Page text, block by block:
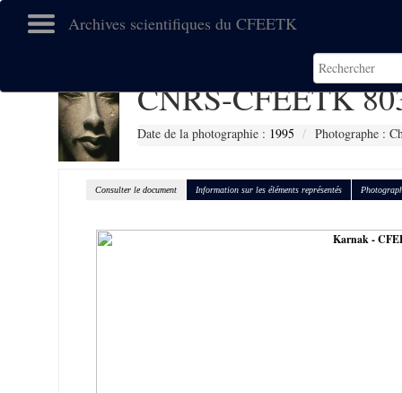
Archives scientifiques du CFEETK
CNRS-CFEETK
Date de la photographie : 1995 Photographe :
Consulter le document Information sur les éléments représentés